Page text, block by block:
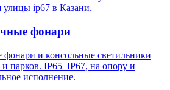
улицы ip67 в Казани.
фонари
и консольные светильники
и парков. IP65–IP67, на опору и
исполнение.